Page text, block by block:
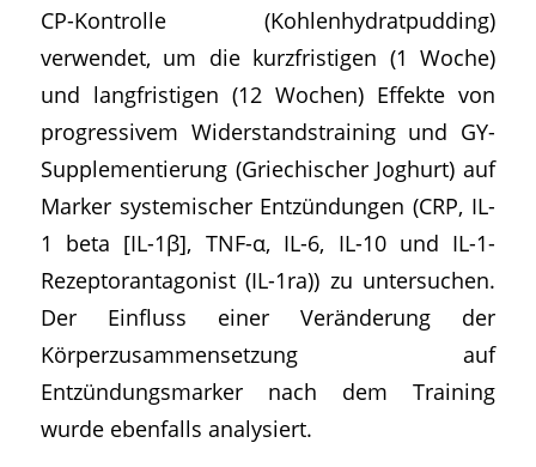
CP-Kontrolle (Kohlenhydratpudding)
verwendet, um die kurzfristigen (1 Woche)
und langfristigen (12 Wochen) Effekte von
progressivem Widerstandstraining und GY-
Supplementierung (Griechischer Joghurt) auf
Marker systemischer Entzündungen (CRP, IL-
1 beta [IL-1β], TNF-α, IL-6, IL-10 und IL-1-
Rezeptorantagonist (IL-1ra)) zu untersuchen.
Der Einfluss einer Veränderung der
Körperzusammensetzung auf
Entzündungsmarker nach dem Training
wurde ebenfalls analysiert.